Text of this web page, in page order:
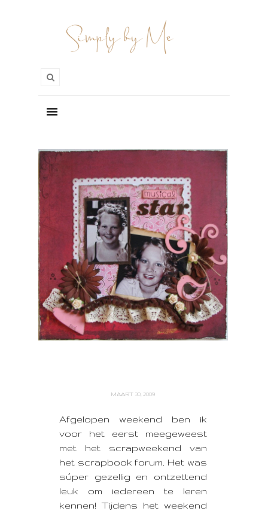
MAART 30, 2009
Afgelopen weekend ben ik
voor het eerst meegeweest
met het scrapweekend van
het scrapbook forum. Het was
súper gezellig en ontzettend
leuk om iedereen te leren
kennen! Tijdens het weekend